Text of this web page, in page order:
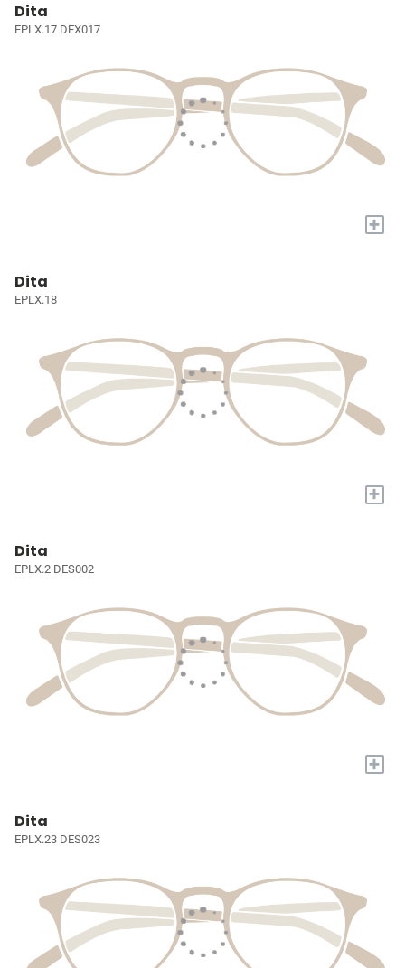
Dita
EPLX.17 DEX017
+
Dita
EPLX.18
+
Dita
EPLX.2 DES002
+
Dita
EPLX.23 DES023